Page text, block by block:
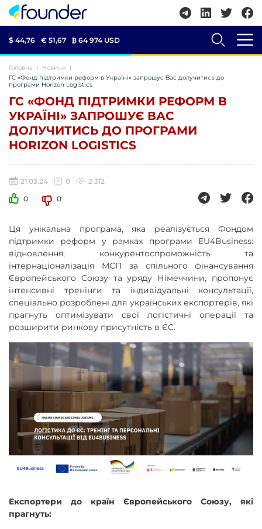
$ 44,76 € 51,67 ₿ 64 974 USD
Головна
Новини
ГС «Фонд підтримки реформ в Україні» запрошує Вас долучитись до
програми Horizon Logistics
ГС «ФОНД ПІДТРИМКИ РЕФОРМ В
УКРАЇНІ» ЗАПРОШУЄ ВАС
ДОЛУЧИТИСЬ ДО ПРОГРАМИ
HORIZON LOGISTICS
21.03.24 0
2 312
0
0
Ця унікальна програма, яка реалізується Фондом
підтримки реформ у рамках програми EU4Business:
відновлення, конкурентоспроможність та
інтернаціоналізація МСП за спільного фінансування
Європейського Союзу та уряду Німеччини, пропонує
інтенсивні тренінги та індивідуальні консультації,
спеціально розроблені для українських експортерів, які
прагнуть оптимізувати свої логістичні операції та
розширити ринкову присутність в ЄС.
Експортери до країн Європейського Союзу, які
прагнуть: